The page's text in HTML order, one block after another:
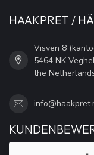
HAAKPRET /
Visven 8
5464 NK
the